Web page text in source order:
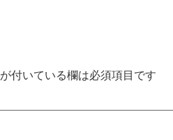
が付いている欄は必須項目です